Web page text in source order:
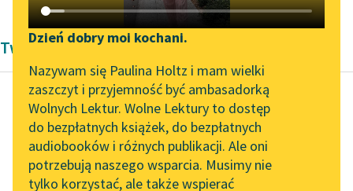
Katalog DAISY
Podkasty o książkach
Zgłoś brak utworu
Aktualności
„Prokurator Alicja Horn”
do słuchania
Byliśmy częścią AI Impact
Lab
Narzędzia
Mapa Wolnych Lektur
Leśmianator
Przewodnik dla piszących i
czytających
Dzień dobry moi kochani.
Nazywam się Paulina Holtz i mam wielki
zaszczyt i przyjemność być ambasadorką
Wolnych Lektur. Wolne Lektury to dostęp
do bezpłatnych książek, do bezpłatnych
audiobooków i różnych publikacji. Ale oni
potrzebują naszego wsparcia. Musimy nie
tylko korzystać, ale także wspierać
Twórczość Justyny Budzińskiej-Tylickiej
Justyna Budzińska-Tylicka
Świadome
macierzyństwo